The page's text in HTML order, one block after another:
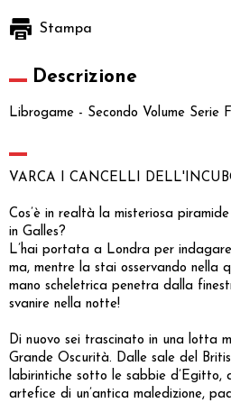
Stampa
Descrizione
Librogame - Secondo Volume Serie
VARCA I CANCELLI
Cos’è in realtà la misteriosa
in Galles?
L’hai portata a Londra per
ma, mentre la stai osservando nella
mano scheletrica penetra dalla
svanire nella notte!
Di nuovo sei trascinato in una lotta
Grande Oscurità. Dalle sale del
labirintiche sotto le sabbie d’Egitto,
artefice di un’antica maledizione,